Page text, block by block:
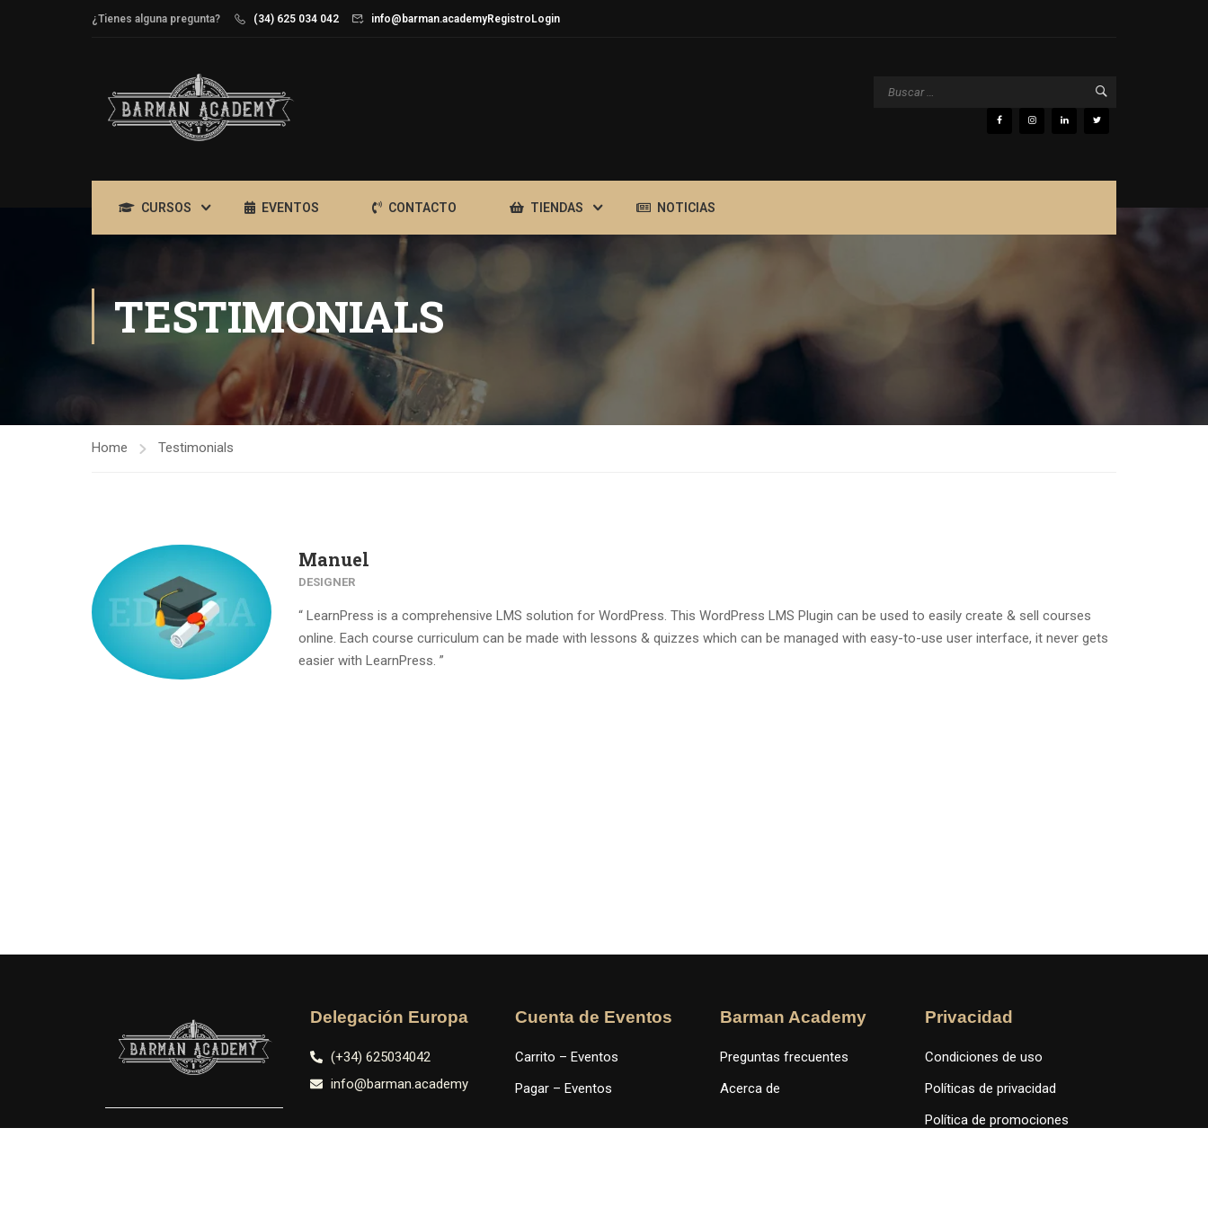
¿Tienes alguna pregunta? (34) 625 034 042 info@barman.academyRegistro Login
CURSOS EVENTOS CONTACTO TIENDAS NOTICIAS
TESTIMONIALS
Home Testimonials
Manuel
DESIGNER
“ LearnPress is a comprehensive LMS solution for WordPress. This WordPress LMS Plugin can be used to easily create & sell courses
online. Each course curriculum can be made with lessons & quizzes which can be managed with easy-to-use user interface, it never gets
easier with LearnPress. ”
Delegación Europa
(+34) 625034042
info@barman.academy
Cuenta de Eventos
Carrito – Eventos
Pagar – Eventos
Barman Academy
Preguntas frecuentes
Acerca de
Privacidad
Condiciones de uso
Políticas de privacidad
Política de promociones